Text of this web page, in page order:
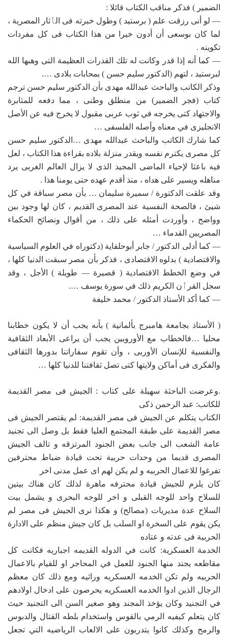
الضمير ) فذكر مناقب الكتاب قائلا :
— لو أنى رزقت علم ( برستيد ) وطول خبرته فى الٱثار المصرية ،
لما كان بوسعى أن أدون خيرا من هذا الكتاب فى كل مفردات
تكوينه .
— كما أنه إذا قدر وكانت له تلك القدرات العظيمة التى وهبها الله
لبرستيد ، لتهم (الدكتور سليم حسن ) بمحابات بلادى ….
وذكر الكاتب والباحث عبدالله مهدى بأن الدكتور سليم حسن ترجم
كتاب (فجر الضمير) من منطلق وطنى ، مما دفعه للمثابرة
والاجتهاد كتى يخرجه في ثوب عربى مقبول لا يخرج فيه عن الأصل
الانجليزى في معناه وأصله الفلسفى …
كما شارك الكاتب والباحث عبدالله مهدى …الدكتور سليم حسن
كل مصرى يكترم نفسه ويقدر منزلة بلاده بقراءة هذا الكتاب ، لعل
فيه باعثا لإحياء الماضى المجيد الذى لا يزال العالم الغربى يرد
مناهله ويسير على هداه ، منذ أقدم عهده حتى يومنا هذا .
وقد علقت الدكتورة / سميرة سليمان … بأن مصر سباقة في كل
شيئ ، فالصحة النفسية عند المصرى القديم ، كان لها وجود بين
وواضح ، وأوردت أمثله على ذلك ، من أقوال ونصائح الحكماء
المصريين القدماء …
— كما أدلى الدكتور / جابر أبوحلفاية (دكتوراه في العلوم السياسية
والاقتصادية ) بدلوه الاقتصادى ، فذكر بأن مصر سبقت الدنيا كلها ،
في وضع الخطط الاقتصادية ( قصيرة — طويلة ) الأجل ، وقد
سجل القرٱن الكريم ذلك في سورة يوسف ….
— كما أكد الأستاذ الدكتور / محمد خليفة
( الأستاذ بجامعة هامبرج بألمانية ) بأنه يجب أن لا يكون خطابنا
محليا …فالخطاب مع الأوروبين يجب أن يراعى الأبعاد الثقافية
والنفسية للإنسان الأوربى ، وأن تقوم سفاراتنا بدورها الثقافى
والفكرى فى أماكن ولايتها كتى تصل ثقافتنا للدنيا كلها …
.وعرضت الباحثة سهيلة على كتاب : الجيش فى مصر القديمة
للكاتب: عبد الرحمن ذكى
الكتاب يتكلم عن
الجيش فى مصر القديمة: لم يقتصر الجيش فى
مصر القديمة على طبقة المجتمع العليا فقط بل وصل الى تجنيد
عامة الشعب الى جانب بعض الجنود المرتزقه و تالف الجيش
المصرى قديما من وحدات حربية تحت قيادة ضباط محترفين
تفرغوا للاعمال الحربيه و لم يكن لهم اى عمل مدنى اخر
كان يلزم للجيش قيادة محترفه ماهرة لذلك كان هناك بيتين
للسلاح واحد للوجه القبلى و اخر للوجه البحرى و يشمل بيت
السلاح عدة مديريات (مصالح) و هكذا نرى الجيش فى مصر لم
يكن يقوم على السخرة او السلب بل كان جيش منظم على الادارة
الحربية فى عدته و عتاده
الخدمة العسكرية: كانت في الدوله القديمه اجباريه فكانت كل
مقاطعه يجند منها الجنود للعمل في المحاجر او للقيام بالاعمال
الحربيه ولم تكن الخدمه العسكريه وراثيه ومع ذلك كان معظم
الرجال الذين ادوا الخدمه العسكريه يحرصون على ادخال اولادهم
في التجنيد وكان يؤخذ المجند وهو صغير السن الى التجنيد حيث
كان يتعلم كيفيه الرمي بالقوس واستخدام بلطه القتال والدبوس
والرمح وكذلك كانوا يتدربون على الالعاب الرياضيه التي تجعل